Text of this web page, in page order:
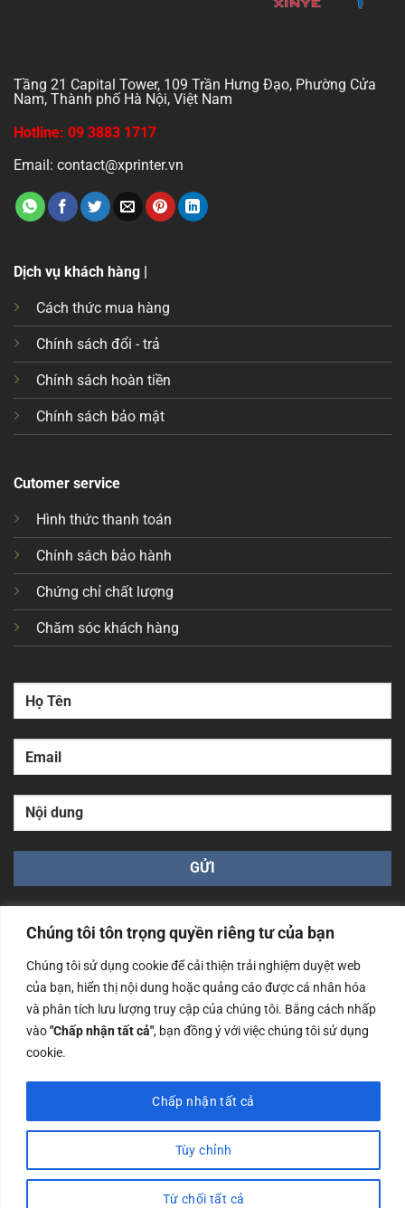
Chúng tôi tôn trọng quyền riêng tư của bạn
Chúng tôi sử dụng cookie để cải thiện trải nghiệm duyệt web
của bạn, hiển thị nội dung hoặc quảng cáo được cá nhân hóa
và phân tích lưu lượng truy cập của chúng tôi. Bằng cách nhấp
vào"Chấp nhận tất cả", bạn đồng ý với việc chúng tôi sử dụng
cookie.
Tùy chỉnh
Từ chối tất cả
Chấp nhận tất cả
Tầng 21 Capital Tower, 109 Trần Hưng Đạo, Phường Cửa
Nam, Thành phố Hà Nội, Việt Nam
Hotline: 09 3883 1717
Email: contact@xprinter.vn
Dịch vụ khách hàng |
Cách thức mua hàng
Chính sách đổi - trả
Chính sách hoàn tiền
Chính sách bảo mật
Cutomer service
Hình thức thanh toán
Chính sách bảo hành
Chứng chỉ chất lượng
Chăm sóc khách hàng
Công ty TNHH Nam Bình Xương - Số ĐKKD: 0108783483
cấp ngày 14/06/2019 bởi Sở Kế Hoạch và Đầu Tư Tp. Hà
Nội
Copyrights @2023 Nam Binh Xuong. All Rights Reserved